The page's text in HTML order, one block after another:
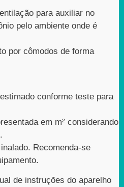
para auxiliar no
pelo ambiente onde é
por cômodos de forma
conforme teste para
em m² considerando
Recomenda-se
de instruções do aparelho